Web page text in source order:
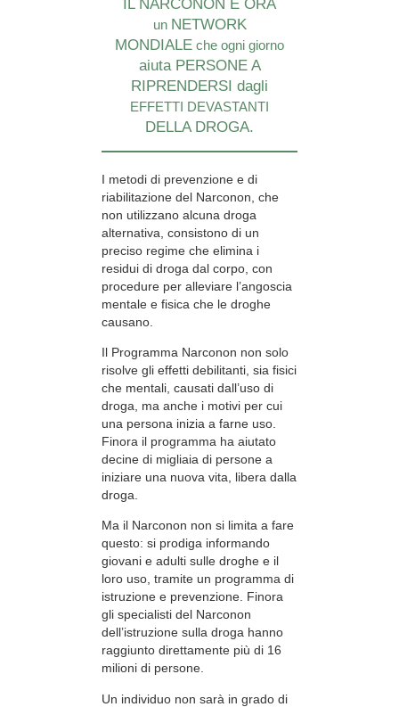
IL NARCONON È ORA
un NETWORK
MONDIALE che ogni giorno
aiuta PERSONE A
RIPRENDERSI dagli
EFFETTI DEVASTANTI
DELLA DROGA.
I metodi di prevenzione e di
riabilitazione del Narconon, che
non utilizzano alcuna droga
alternativa, consistono di un
preciso regime che elimina i
residui di droga dal corpo, con
procedure per alleviare l’angoscia
mentale e fisica che le droghe
causano.
Il Programma Narconon non solo
risolve gli effetti debilitanti, sia fisici
che mentali, causati dall’uso di
droga, ma anche i motivi per cui
una persona inizia a farne uso.
Finora il programma ha aiutato
decine di migliaia di persone a
iniziare una nuova vita, libera dalla
droga.
Ma il Narconon non si limita a fare
questo: si prodiga informando
giovani e adulti sulle droghe e il
loro uso, tramite un programma di
istruzione e prevenzione. Finora
gli specialisti del Narconon
dell’istruzione sulla droga hanno
raggiunto direttamente più di 16
milioni di persone.
Un individuo non sarà in grado di